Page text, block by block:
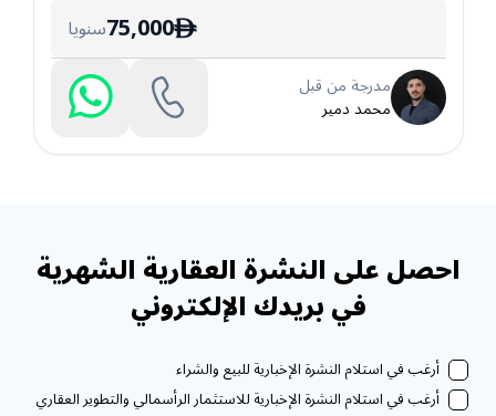
ê
75,000سنويا
مدرجة من قبل
محمد دمير
احصل على النشرة العقارية الشهرية
في بريدك الإلكتروني
أرغب في استلام النشرة الإخبارية للبيع والشراء
أرغب في استلام النشرة الإخبارية للاستثمار الرأسمالي والتطوير العقاري